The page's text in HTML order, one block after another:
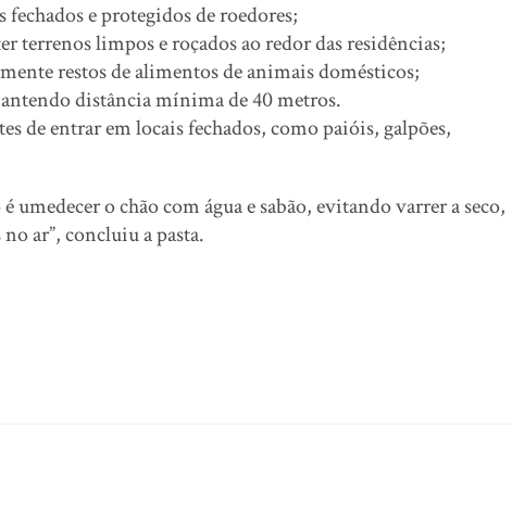
e protegidos de roedores;
terrenos limpos e roçados ao redor das residências;
restos de alimentos de animais domésticos;
distância mínima de 40 metros.
de entrar em locais fechados, como paióis, galpões,
umedecer o chão com água e sabão, evitando varrer a seco,
ar”, concluiu a pasta.